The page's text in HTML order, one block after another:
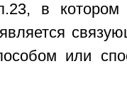
в котором
или